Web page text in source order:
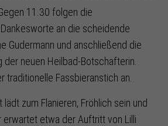
11.30 folgen die
an die scheidende
Gudermann und anschließend die
neuen Heilbad-Botschafterin.
traditionelle Fassbieranstich an.
zum Flanieren, Fröhlich sein und
erwartet etwa der Auftritt von Lilli